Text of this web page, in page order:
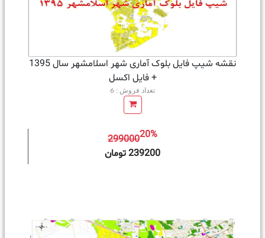
نقشه شیپ فایل بلوک آماری شهر اسلامشهر سال 1395
+ فايل اكسل
تعداد فروش : 6
29900020%
239200 تومان